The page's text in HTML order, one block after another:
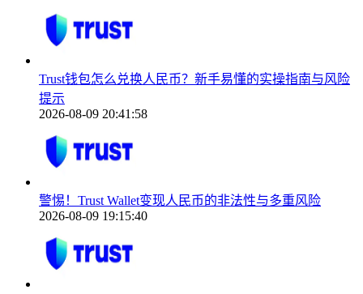
Trust钱包怎么兑换人民币？新手易懂的实操指南与风险
提示
2026-08-09 20:41:58
警惕！Trust Wallet变现人民币的非法性与多重风险
2026-08-09 19:15:40